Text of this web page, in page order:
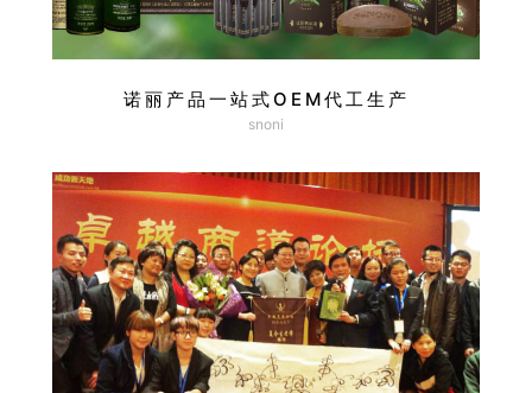
诺丽产品一站式OEM代工生产
snoni